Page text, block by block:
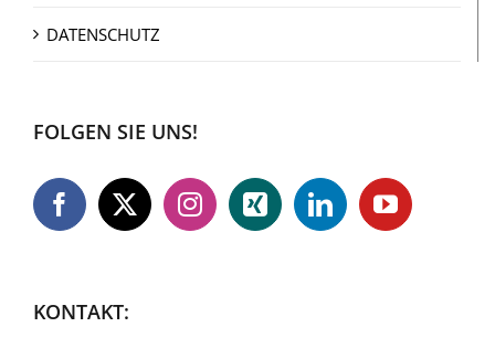
DATENSCHUTZ
FOLGEN SIE UNS!
KONTAKT: